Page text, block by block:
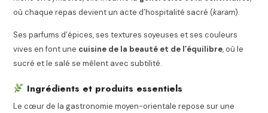
où chaque repas devient un acte d’hospitalité sacré (karam).
Ses parfums d’épices, ses textures soyeuses et ses couleurs
vives en font une cuisine de la beauté et de l’équilibre, où le
sucré et le salé se mêlent avec subtilité.
Ingrédients et produits essentiels
Le cœur de la gastronomie moyen-orientale repose sur une